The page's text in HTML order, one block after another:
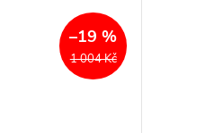
1 004 Kč
–19 %